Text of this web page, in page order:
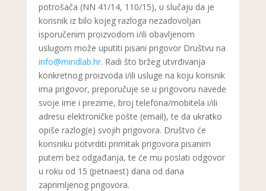
potrošača (NN 41/14, 110/15), u slučaju da je
korisnik iz bilo kojeg razloga nezadovoljan
isporučenim proizvodom i/ili obavljenom
uslugom može uputiti pisani prigovor Društvu na
info@mindlab.hr. Radi što bržeg utvrđivanja
konkretnog proizvoda i/ili usluge na koju korisnik
ima prigovor, preporučuje se u prigovoru navede
svoje ime i prezime, broj telefona/mobitela i/ili
adresu elektroničke pošte (email), te da ukratko
opiše razlog(e) svojih prigovora. Društvo će
korisniku potvrditi primitak prigovora pisanim
putem bez odgađanja, te će mu poslati odgovor
u roku od 15 (petnaest) dana od dana
zaprimljenog prigovora.